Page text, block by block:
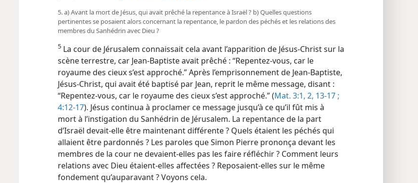
5. a) Avant la mort de Jésus, qui avait prêché la repentance à Israël ? b) Quelles questions
pertinentes se posaient alors concernant la repentance, le pardon des péchés et les relations des
membres du Sanhédrin avec Dieu ?
5 La cour de Jérusalem connaissait cela avant l’apparition de Jésus-Christ sur la
scène terrestre, car Jean-Baptiste avait prêché : “Repentez-​vous, car le
royaume des cieux s’est approché.” Après l’emprisonnement de Jean-Baptiste,
Jésus-Christ, qui avait été baptisé par Jean, reprit le même message, disant :
“Repentez-​vous, car le royaume des cieux s’est approché.” (Mat. 3:1, 2, 13-17 ;
4:12-17). Jésus continua à proclamer ce message jusqu’à ce qu’il fût mis à
mort à l’instigation du Sanhédrin de Jérusalem. La repentance de la part
d’Israël devait-​elle être maintenant différente ? Quels étaient les péchés qui
allaient être pardonnés ? Les paroles que Simon Pierre prononça devant les
membres de la cour ne devaient-​elles pas les faire réfléchir ? Comment leurs
relations avec Dieu étaient-​elles affectées ? Reposaient-​elles sur le même
fondement qu’auparavant ? Voyons cela.